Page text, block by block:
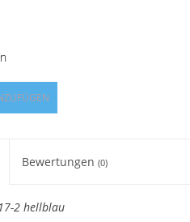
Bewertungen (0)
2 hellblau